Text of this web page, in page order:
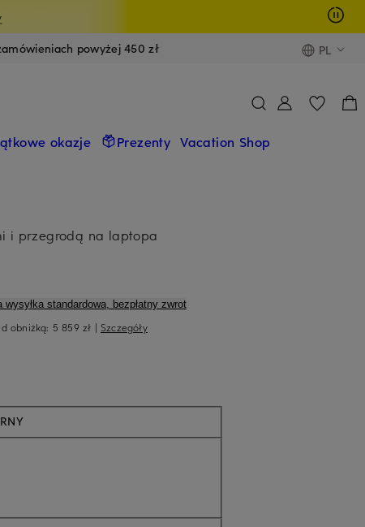
powyżej 450 zł PL
okazje Prezenty Vacation Shop
i przegrodą na laptopa
wysyłka standardowa, bezpłatny zwrot
obniżką: 5 859 zł |Szczegóły
Aktualnie niedostępne